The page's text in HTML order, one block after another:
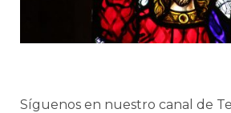
Síguenos en nuestro canal de